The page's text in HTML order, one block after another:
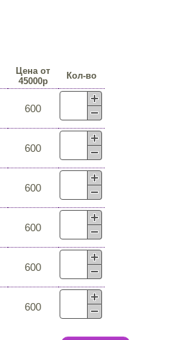
Цена от
45000р
Кол-во
600
600
600
600
600
600